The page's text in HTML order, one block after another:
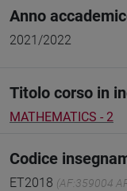
Anno
2021/2022
Titolo corso in
MATHEMATICS - 2
Codice
ET2018 (AF:359004